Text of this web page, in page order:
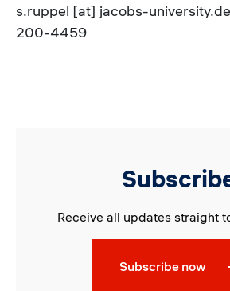
s.ruppel [at] jacobs-
200-4459
Receive all updates straight
Subscribe now